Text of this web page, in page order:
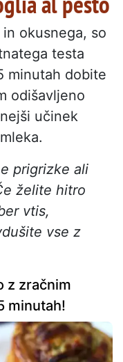
okusnega, so
testa
minutah dobite
odišavljeno
učinek
prigrizke ali
želite hitro
vtis,
vse z
z zračnim
minutah!